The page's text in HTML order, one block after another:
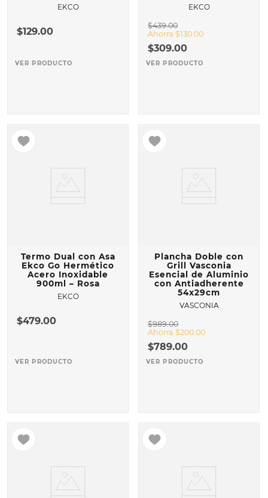
EKCO
$129.00
VER PRODUCTO
EKCO
$439.00
Ahorra $130.00
$309.00
VER PRODUCTO
Termo Dual con Asa
Ekco Go Hermético
Acero Inoxidable
900ml – Rosa
EKCO
$479.00
VER PRODUCTO
Plancha Doble con
Grill Vasconia
Esencial de Aluminio
con Antiadherente
54x29cm
VASCONIA
$989.00
Ahorra $200.00
$789.00
VER PRODUCTO